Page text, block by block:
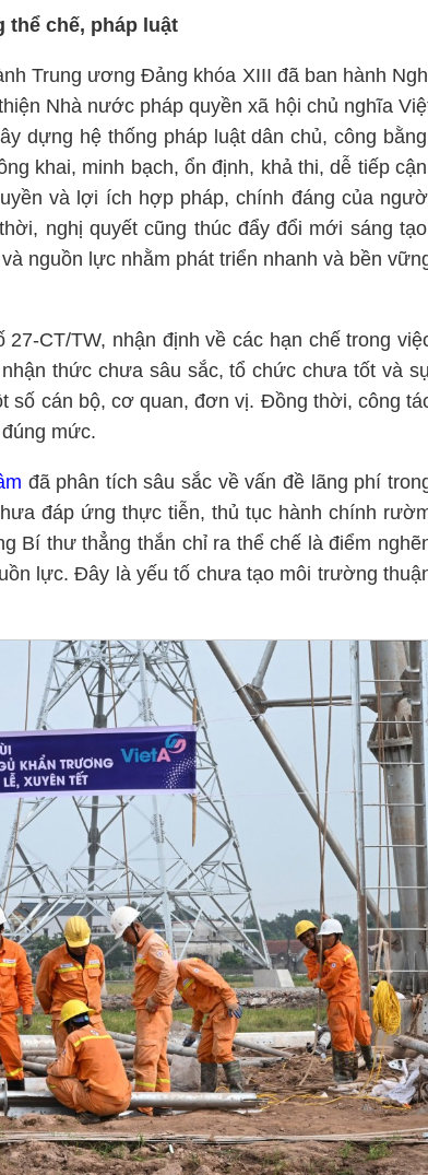
thể chế, pháp luật
Trung ương Đảng khóa XIII đã ban hành
Nhà nước pháp quyền xã hội chủ nghĩa
dựng hệ thống pháp luật dân chủ, công
khai, minh bạch, ổn định, khả thi, dễ tiếp
và lợi ích hợp pháp, chính đáng của
nghị quyết cũng thúc đẩy đổi mới sáng
nguồn lực nhằm phát triển nhanh và bền
CT/TW, nhận định về các hạn chế trong
thức chưa sâu sắc, tổ chức chưa tốt và
số cán bộ, cơ quan, đơn vị. Đồng thời, công
mức.
đã phân tích sâu sắc về vấn đề lãng phí
đáp ứng thực tiễn, thủ tục hành chính
Bí thư thẳng thắn chỉ ra thể chế là điểm
lực. Đây là yếu tố chưa tạo môi trường